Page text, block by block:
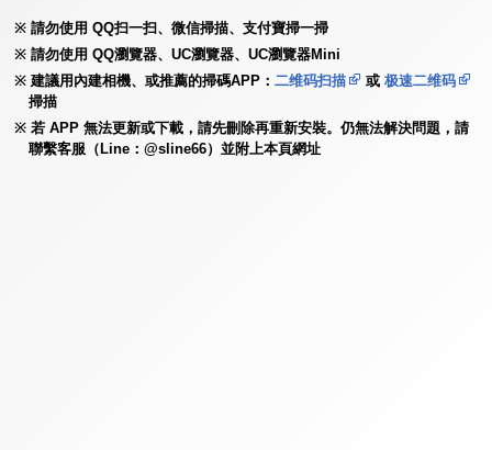
請勿使用 QQ扫一扫、微信掃描、支付寶掃一掃
請勿使用 QQ瀏覽器、UC瀏覽器、UC瀏覽器Mini
建議用內建相機、或推薦的掃碼APP：二维码扫描 或极速二维码
掃描
若 APP 無法更新或下載，請先刪除再重新安裝。仍無法解決問題，請
聯繫客服（Line：@sline66）並附上本頁網址